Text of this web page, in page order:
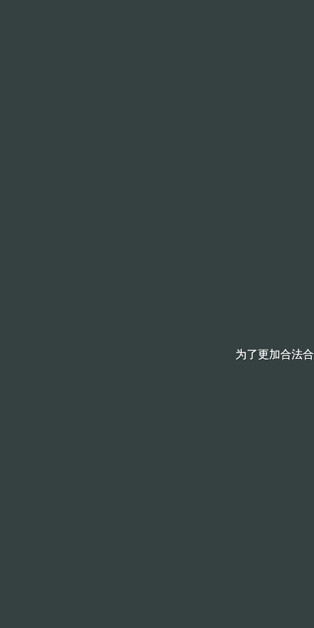
为了更加合法
为了更加合法